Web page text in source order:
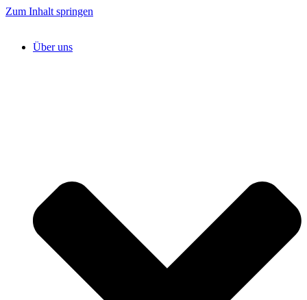
Zum Inhalt springen
Über uns